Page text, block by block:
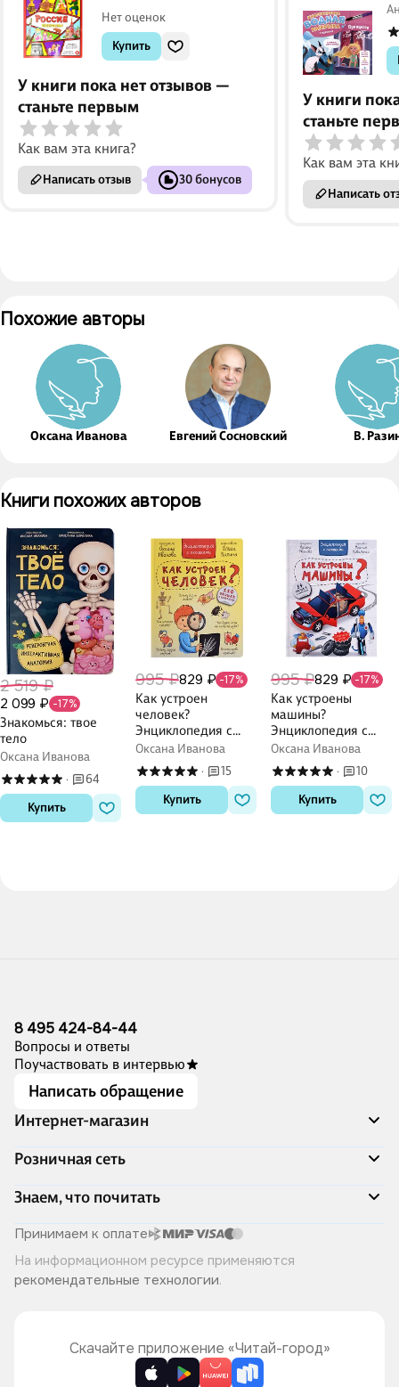
Нет оценок
Купить
У книги пока нет отзывов —
станьте первым
Как вам эта книга?
Написать отзыв 30 бонусов
У книги
станьте
Как вам эта
Написать
Похожие авторы
Оксана Иванова Евгений Сосновский В.
Книги похожих авторов
2 519 ₽
2 099 ₽ -17%
Знакомься: твое
тело
Оксана Иванова
·
64
Купить
995 ₽829 ₽ -17%
Как устроен
человек?
Энциклопедия с
окошками. 110
окошек с секретами
Оксана Иванова
·
15
Купить
995 ₽829 ₽ -17%
Как устроены
машины?
Энциклопедия с
окошками. 84
окошка с секретами
Оксана Иванова
·
10
Купить
8 495 424-84-44
Вопросы и ответы
Поучаствовать в интервью
Написать обращение
Интернет-магазин
Акции
Доставка и оплата
Программа лояльности
Подарочные сертификаты
Правила продажи
Политика конфиденциальности
Розничная сеть
Адреса магазинов
Книжный Дозор
О компании
Читай-город для бизнеса
Хотите у нас работать?
Знаем, что почитать
Скоро в продаже
Лучшие из лучших
Читай-журнал
Принимаем к оплате
На информационном ресурсе применяются
рекомендательные технологии.
Скачайте приложение «Читай-город»